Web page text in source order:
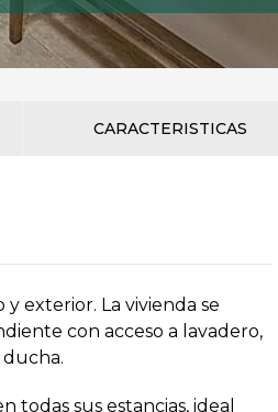
CARACTERISTICAS
exterior. La vivienda se
con acceso a lavadero,
sus estancias, ideal